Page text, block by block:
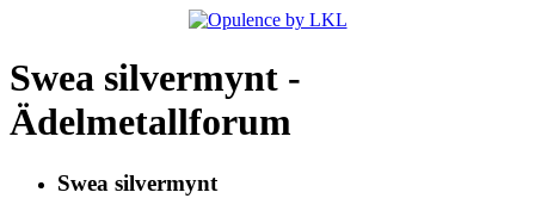
Swea silvermynt -
Ädelmetallforum
Swea silvermynt